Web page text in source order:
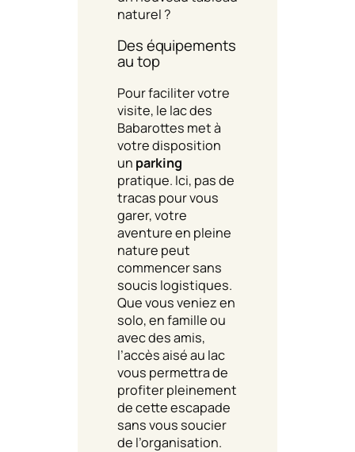
naturel ?
Des équipements
au top
Pour faciliter votre
visite, le lac des
Babarottes met à
votre disposition
un parking
pratique. Ici, pas de
tracas pour vous
garer, votre
aventure en pleine
nature peut
commencer sans
soucis logistiques.
Que vous veniez en
solo, en famille ou
avec des amis,
l’accès aisé au lac
vous permettra de
profiter pleinement
de cette escapade
sans vous soucier
de l’organisation.